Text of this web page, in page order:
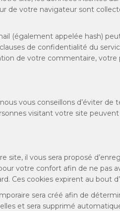
de votre navigateur sont
(également appelée hash)
de confidentialité du
de votre commentaire, votre
vous conseillons d’éviter de
visitant votre site
site, il vous sera proposé
votre confort afin de ne pas
Ces cookies expirent au bout
sera créé afin de
et sera supprimé